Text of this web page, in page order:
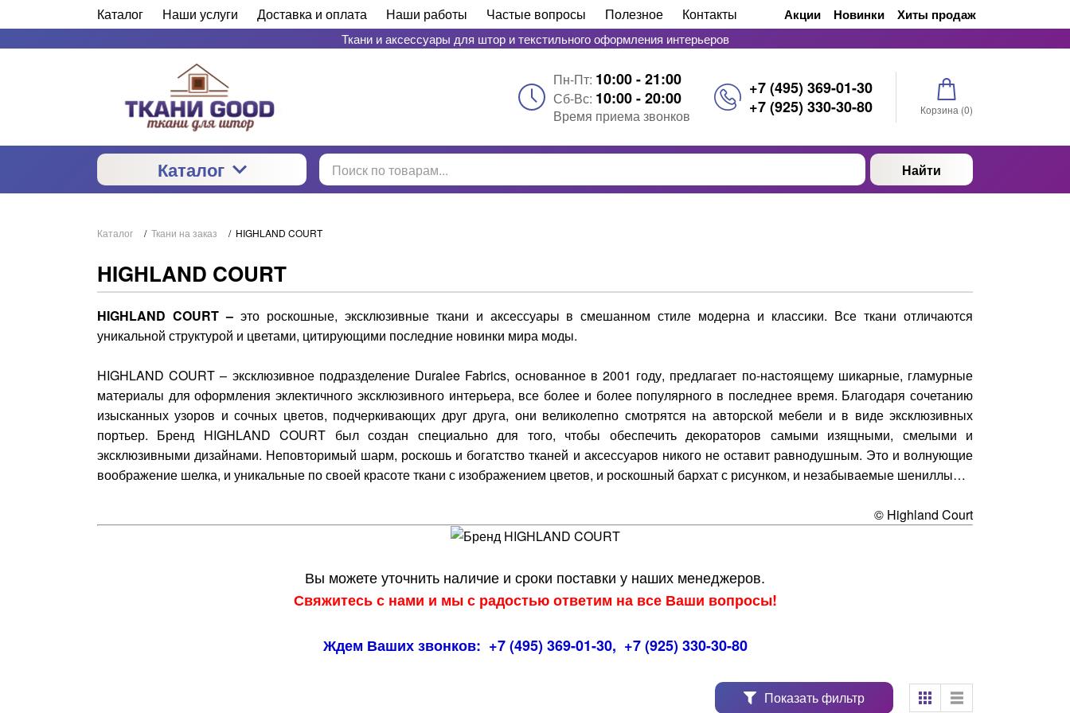
Каталог Наши услуги Доставка и оплата Наши работы Частые вопросы Полезное Контакты Акции Новинки Хиты продаж
Ткани и аксессуары для штор и текстильного оформления интерьеров
Пн-Пт: 10:00 - 21:00
Сб-Вс: 10:00 - 20:00
Время приема звонков
+7 (495) 369-01-30
+7 (925) 330-30-80
Корзина (0)
Каталог Найти
Каталог / Ткани на заказ / HIGHLAND COURT
HIGHLAND COURT
HIGHLAND COURT –это роскошные, эксклюзивные ткани и аксессуары в смешанном стиле модерна и классики. Все ткани отличаются
уникальной структурой и цветами, цитирующими последние новинки мира моды.
HIGHLAND COURT – эксклюзивное подразделение Duralee Fabrics, основанное в 2001 году, предлагает по-настоящему шикарные, гламурные
материалы для оформления эклектичного эксклюзивного интерьера, все более и более популярного в последнее время. Благодаря сочетанию
изысканных узоров и сочных цветов, подчеркивающих друг друга, они великолепно смотрятся на авторской мебели и в виде эксклюзивных
портьер. Бренд HIGHLAND COURT был создан специально для того, чтобы обеспечить декораторов самыми изящными, смелыми и
эксклюзивными дизайнами. Неповторимый шарм, роскошь и богатство тканей и аксессуаров никого не оставит равнодушным. Это и волнующие
воображение шелка, и уникальные по своей красоте ткани с изображением цветов, и роскошный бархат с рисунком, и незабываемые шениллы…
© Highland Court
Вы можете уточнить наличие и сроки поставки у наших менеджеров.
Свяжитесь с нами и мы с радостью ответим на все Ваши вопросы!
Ждем Ваших звонков: +7 (495) 369-01-30, +7 (925) 330-30-80
Показать фильтр